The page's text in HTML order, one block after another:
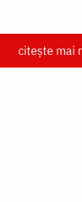
citește mai